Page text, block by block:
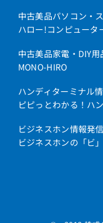
中古美品パソコン・
ハロー!コンピュータ
中古美品家電・DIY用
MONO-HIRO
ハンディターミナル
ピピっとわかる！ハ
ビジネスホン情報発
ビジネスホンの「ビ」